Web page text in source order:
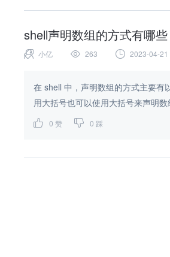
shell声明数组的方式有哪些
小亿 263 2023-04-21
在 shell 中，声明数组的方式主要
用大括号也可以使用大括号来声明
0 赞 0 踩